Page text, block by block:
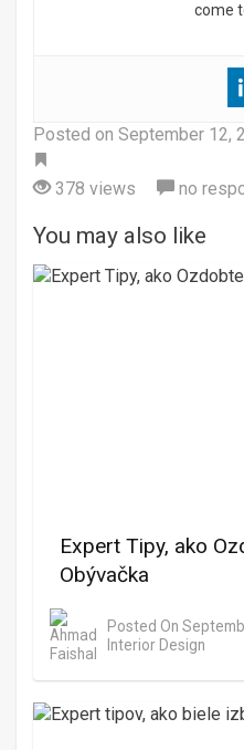
come
Posted on September 12,
378 views
no
You may also like
Expert Tipy, ako
Obývačka
Posted On
Interior Design